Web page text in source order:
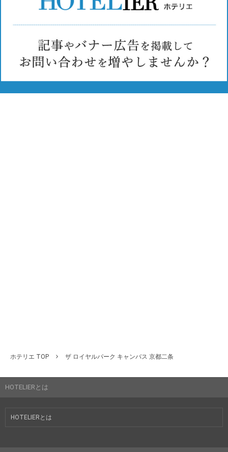
ホテリエ TOP ザ ロイヤルパーク キャンバス 京都二条
HOTELIERとは
HOTELIERとは